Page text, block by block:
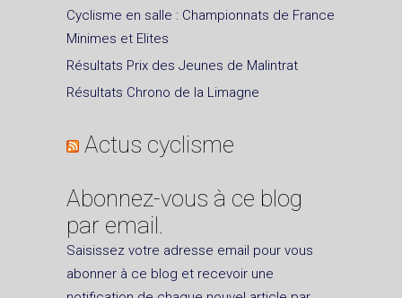
Cyclisme en salle : Championnats de France
Minimes et Elites
Résultats Prix des Jeunes de Malintrat
Résultats Chrono de la Limagne
Actus cyclisme
Abonnez-vous à ce blog
par email.
Saisissez votre adresse email pour vous
abonner à ce blog et recevoir une